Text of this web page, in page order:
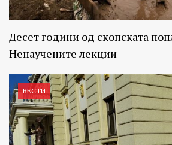
Десет години од скопската
Ненаучените лекции
ВЕСТИ